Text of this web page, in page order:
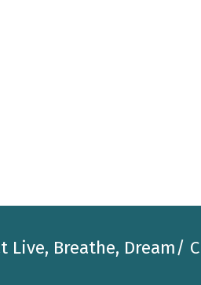
Live, Breathe, Dream/